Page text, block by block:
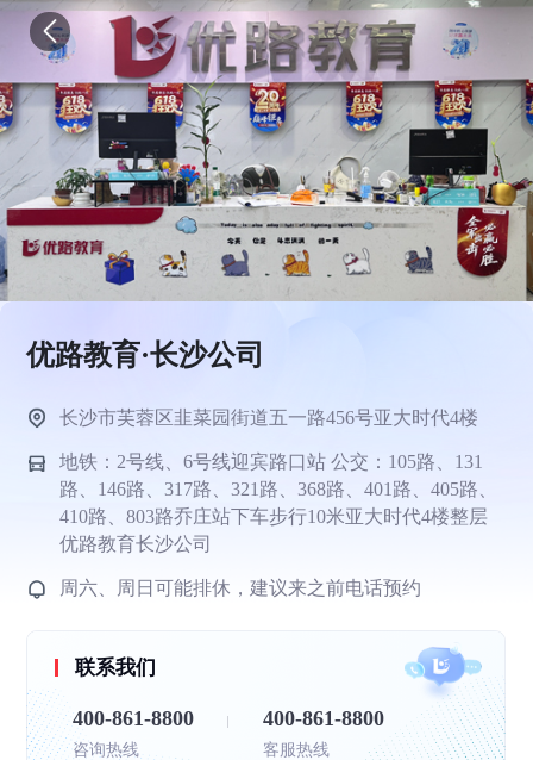
优路教育·长沙公司
长沙市芙蓉区韭菜园街道五一路456号亚大时代4楼
地铁：2号线、6号线迎宾路口站 公交：105路、131
路、146路、317路、321路、368路、401路、405路、
410路、803路乔庄站下车步行10米亚大时代4楼整层
优路教育长沙公司
周六、周日可能排休，建议来之前电话预约
联系我们
400-861-8800
咨询热线
400-861-8800
客服热线